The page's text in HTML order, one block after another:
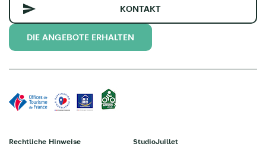
KONTAKT
DIE ANGEBOTE ERHALTEN
Rechtliche Hinweise StudioJuillet